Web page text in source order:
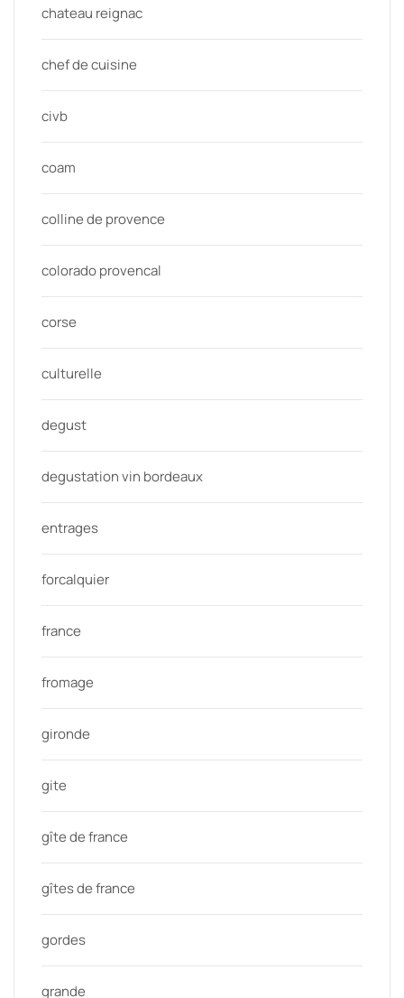
chateau reignac
chef de cuisine
civb
coam
colline de provence
colorado provencal
corse
culturelle
degust
degustation vin bordeaux
entrages
forcalquier
france
fromage
gironde
gite
gîte de france
gîtes de france
gordes
grande